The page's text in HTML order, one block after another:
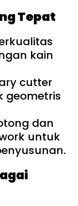
Tepat
kain
cutter
geometris
dan
untuk